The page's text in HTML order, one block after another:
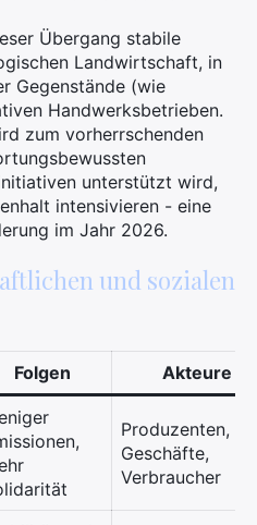
Übergang stabile
Landwirtschaft, in
Gegenstände (wie
Handwerksbetrieben.
zum vorherrschenden
unterstützt wird,
intensivieren - eine
im Jahr 2026.
und sozialen
Folgen Akteure
Produzenten,
Geschäfte,
Verbraucher